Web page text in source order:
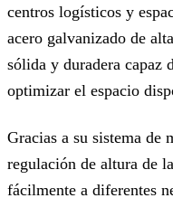
centros logísticos y
acero galvanizado de
sólida y duradera capaz
optimizar el espacio
Gracias a su sistema
regulación de altura de
fácilmente a diferentes